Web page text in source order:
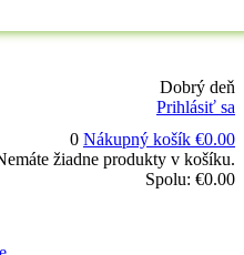
Dobrý deň
Prihlásiť sa
0 Nákupný košík €0.00
žiadne produkty v košíku.
Spolu: €0.00